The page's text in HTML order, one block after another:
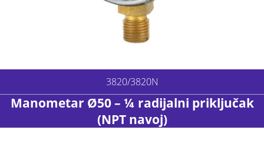
3820/3820N
Manometar Ø50 – ¼ radijalni priključak
(NPT navoj)